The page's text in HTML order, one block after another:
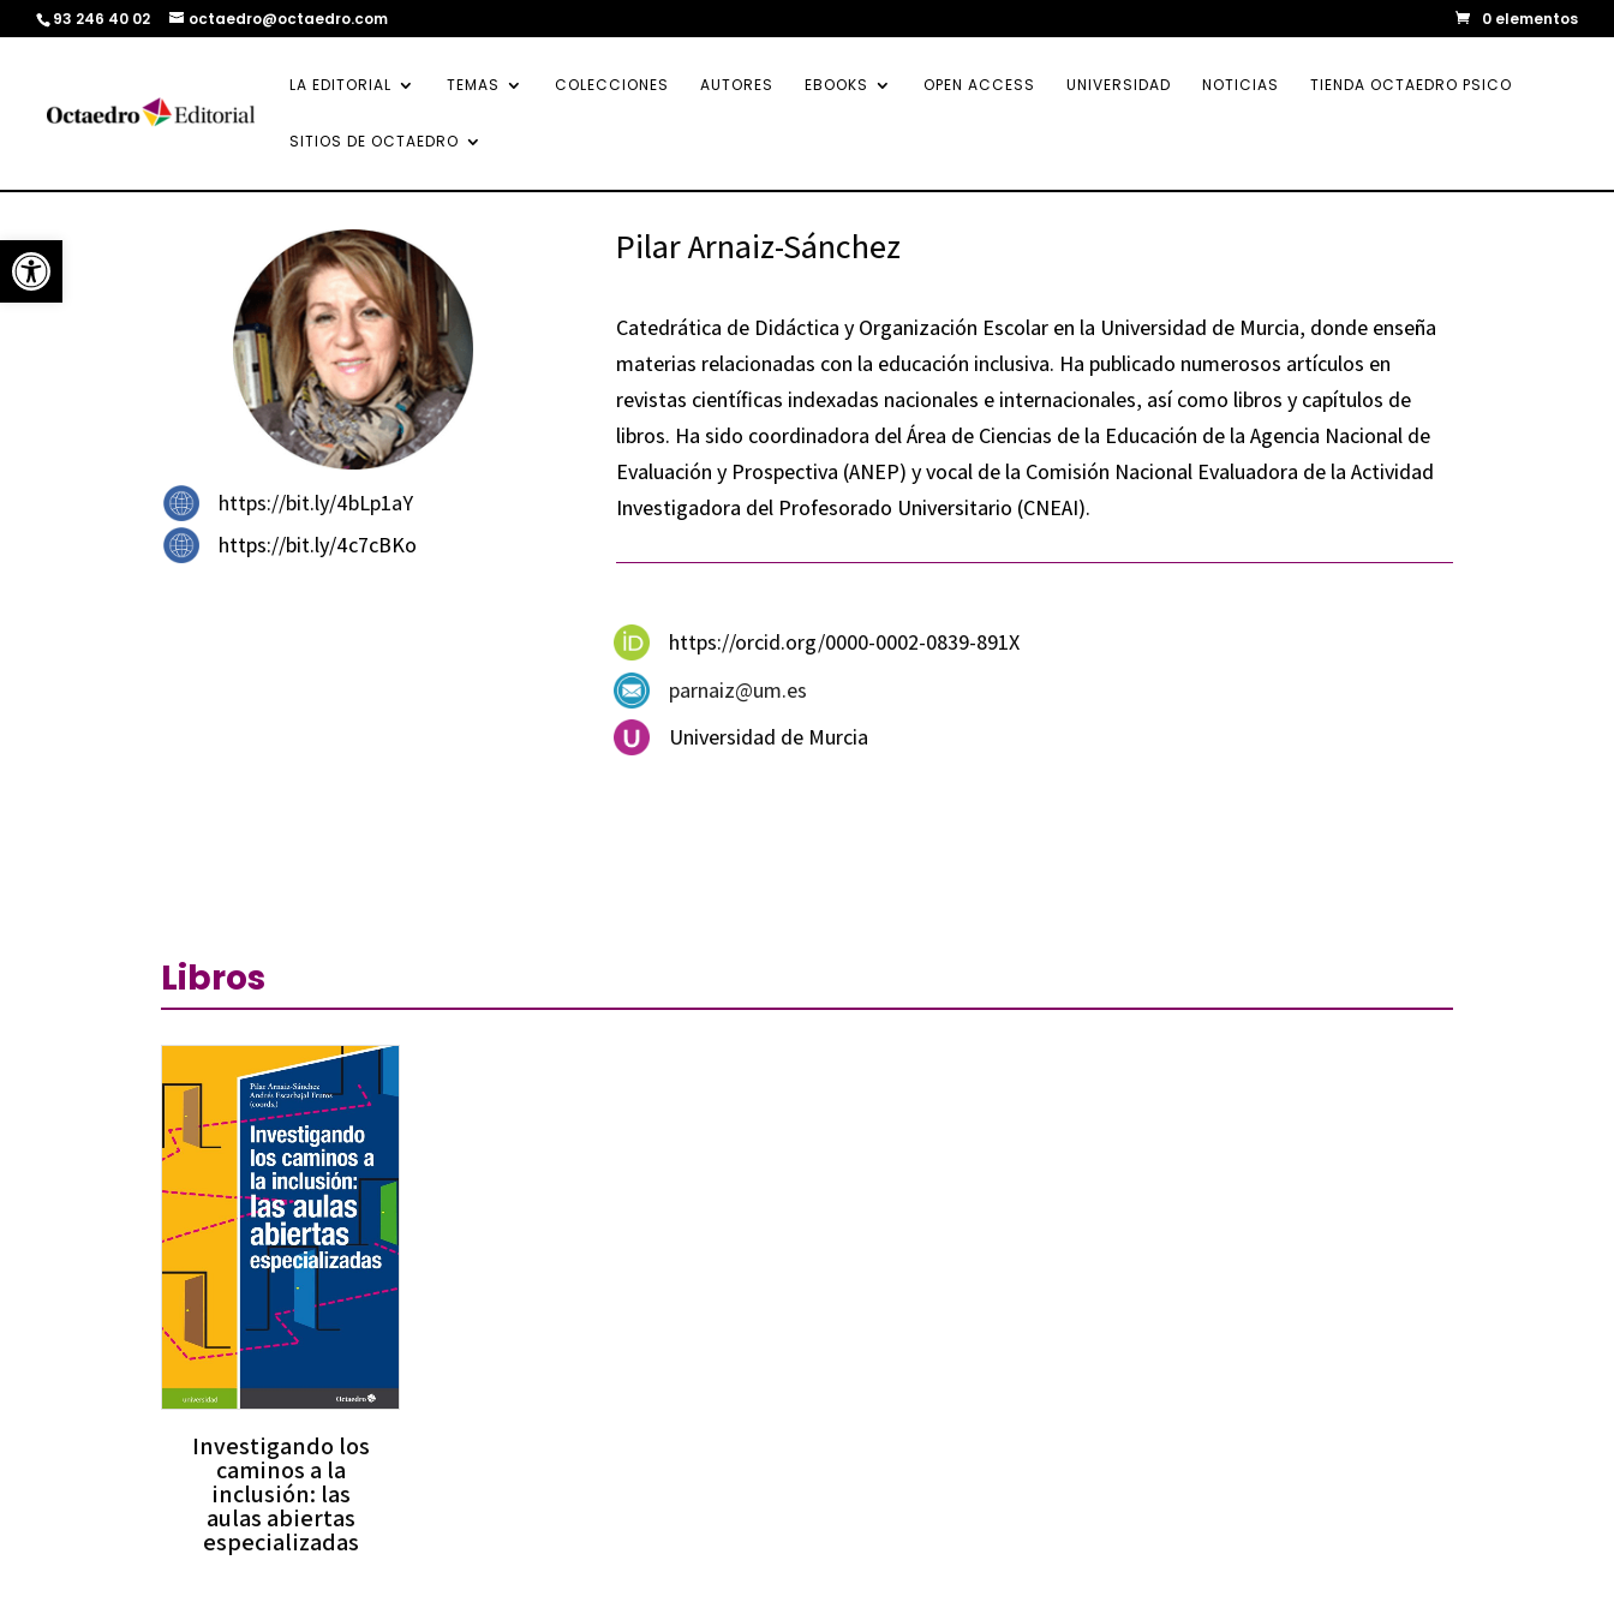
Abrir barra de herramientas
93 246 40 02 octaedro@octaedro.com 0 elementos
LA EDITORIAL TEMAS COLECCIONES AUTORES EBOOKS OPEN ACCESS UNIVERSIDAD NOTICIAS TIENDA OCTAEDRO PSICO
SITIOS DE OCTAEDRO
https://bit.ly/4bLp1aY
https://bit.ly/4c7cBKo
Pilar Arnaiz-Sánchez
Catedrática de Didáctica y Organización Escolar en la Universidad de Murcia, donde enseña
materias relacionadas con la educación inclusiva. Ha publicado numerosos artículos en
revistas científicas indexadas nacionales e internacionales, así como libros y capítulos de
libros. Ha sido coordinadora del Área de Ciencias de la Educación de la Agencia Nacional de
Evaluación y Prospectiva (ANEP) y vocal de la Comisión Nacional Evaluadora de la Actividad
Investigadora del Profesorado Universitario (CNEAI).
https://orcid.org/0000-0002-0839-891X
parnaiz@um.es
Universidad de Murcia
Libros
Investigando los
caminos a la
inclusión: las
aulas abiertas
especializadas